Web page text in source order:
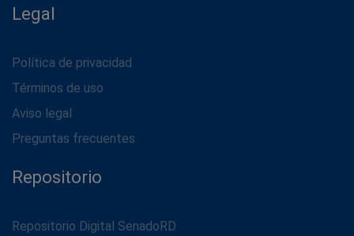
Legal
Política de privacidad
Términos de uso
Aviso legal
Preguntas frecuentes
Repositorio
Repositorio Digital SenadoRD